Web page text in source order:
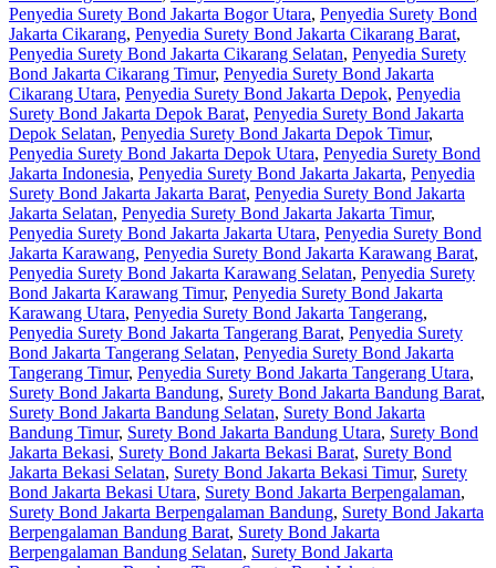
Penyedia Surety Bond Jakarta Bogor Utara, Penyedia Surety Bond
Jakarta Cikarang, Penyedia Surety Bond Jakarta Cikarang Barat,
Penyedia Surety Bond Jakarta Cikarang Selatan, Penyedia Surety
Bond Jakarta Cikarang Timur, Penyedia Surety Bond Jakarta
Cikarang Utara, Penyedia Surety Bond Jakarta Depok, Penyedia
Surety Bond Jakarta Depok Barat, Penyedia Surety Bond Jakarta
Depok Selatan, Penyedia Surety Bond Jakarta Depok Timur,
Penyedia Surety Bond Jakarta Depok Utara, Penyedia Surety Bond
Jakarta Indonesia, Penyedia Surety Bond Jakarta Jakarta, Penyedia
Surety Bond Jakarta Jakarta Barat, Penyedia Surety Bond Jakarta
Jakarta Selatan, Penyedia Surety Bond Jakarta Jakarta Timur,
Penyedia Surety Bond Jakarta Jakarta Utara, Penyedia Surety Bond
Jakarta Karawang, Penyedia Surety Bond Jakarta Karawang Barat,
Penyedia Surety Bond Jakarta Karawang Selatan, Penyedia Surety
Bond Jakarta Karawang Timur, Penyedia Surety Bond Jakarta
Karawang Utara, Penyedia Surety Bond Jakarta Tangerang,
Penyedia Surety Bond Jakarta Tangerang Barat, Penyedia Surety
Bond Jakarta Tangerang Selatan, Penyedia Surety Bond Jakarta
Tangerang Timur, Penyedia Surety Bond Jakarta Tangerang Utara,
Surety Bond Jakarta Bandung, Surety Bond Jakarta Bandung Barat,
Surety Bond Jakarta Bandung Selatan, Surety Bond Jakarta
Bandung Timur, Surety Bond Jakarta Bandung Utara, Surety Bond
Jakarta Bekasi, Surety Bond Jakarta Bekasi Barat, Surety Bond
Jakarta Bekasi Selatan, Surety Bond Jakarta Bekasi Timur, Surety
Bond Jakarta Bekasi Utara, Surety Bond Jakarta Berpengalaman,
Surety Bond Jakarta Berpengalaman Bandung, Surety Bond Jakarta
Berpengalaman Bandung Barat, Surety Bond Jakarta
Berpengalaman Bandung Selatan, Surety Bond Jakarta